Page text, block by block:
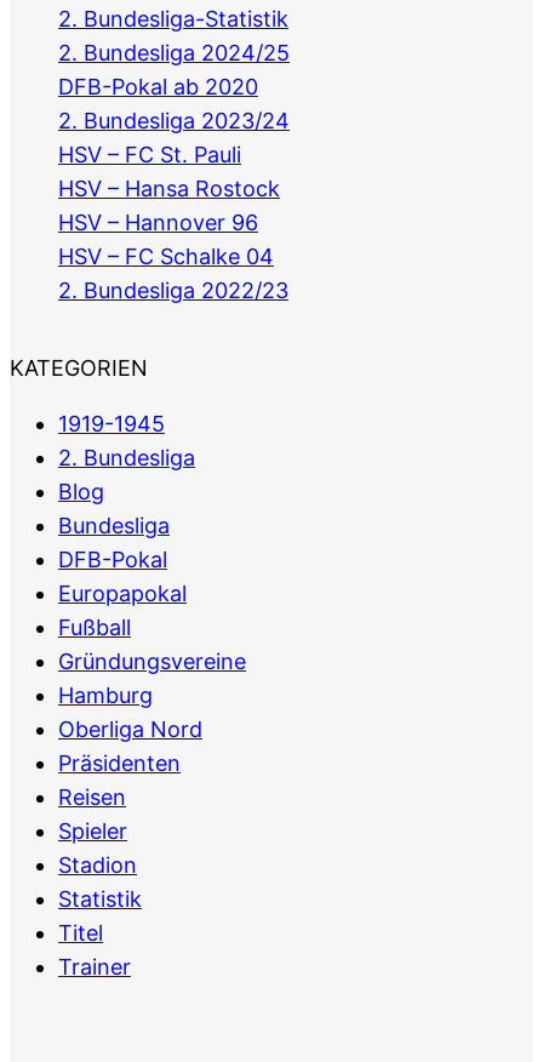
2. Bundesliga-Statistik
2. Bundesliga 2024/25
DFB-Pokal ab 2020
2. Bundesliga 2023/24
HSV – FC St. Pauli
HSV – Hansa Rostock
HSV – Hannover 96
HSV – FC Schalke 04
2. Bundesliga 2022/23
KATEGORIEN
1919-1945
2. Bundesliga
Blog
Bundesliga
DFB-Pokal
Europapokal
Fußball
Gründungsvereine
Hamburg
Oberliga Nord
Präsidenten
Reisen
Spieler
Stadion
Statistik
Titel
Trainer